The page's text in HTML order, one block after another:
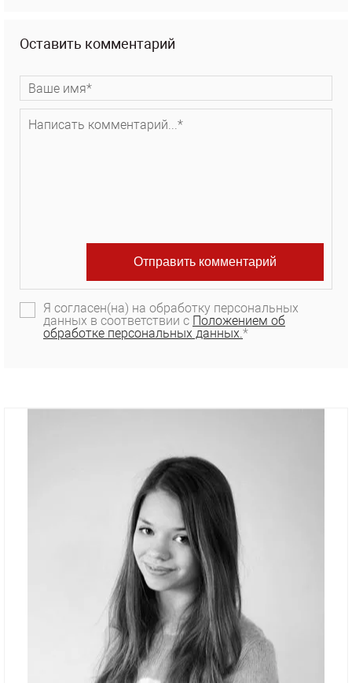
Оставить комментарий
Я согласен(на) на обработку персональных
данных в соответствии с Положением об
обработке персональных данных.*